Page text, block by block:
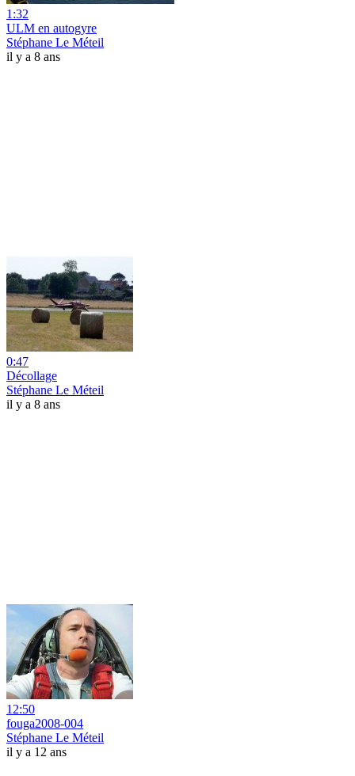
1:32
ULM en autogyre
Stéphane Le Méteil
il y a 8 ans
0:47
Décollage
Stéphane Le Méteil
il y a 8 ans
12:50
fouga2008-004
Stéphane Le Méteil
il y a 12 ans